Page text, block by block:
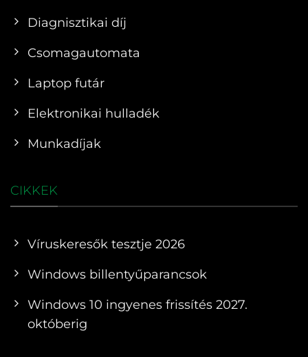
Diagnisztikai díj
Csomagautomata
Laptop futár
Elektronikai hulladék
Munkadíjak
CIKKEK
Víruskeresők tesztje 2026
Windows billentyűparancsok
Windows 10 ingyenes frissítés 2027.
októberig